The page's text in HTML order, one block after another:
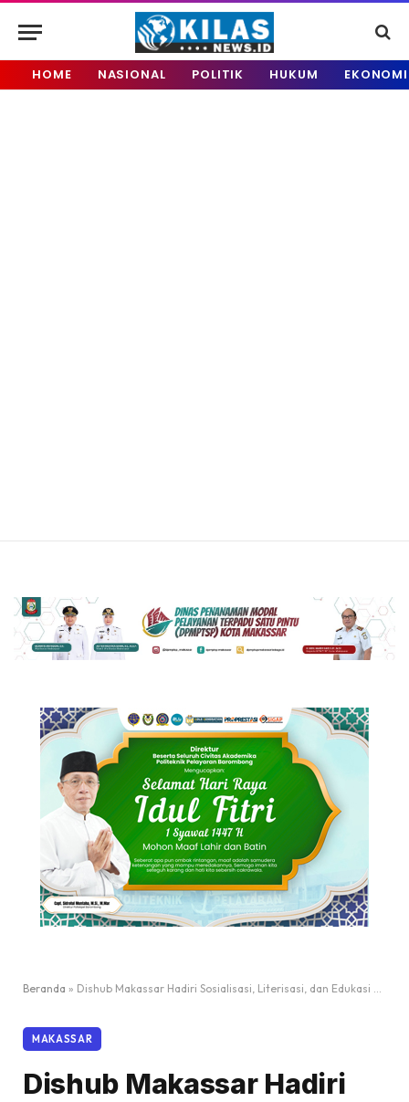
HOME NASIONAL POLITIK HUKUM EKONOMI
Beranda » Dishub Makassar Hadiri Sosialisasi, Literisasi, dan Edukasi Keuangan untuk ASN yang Digelar Bank Sulawesi Mandiri
MAKASSAR
Dishub Makassar Hadiri